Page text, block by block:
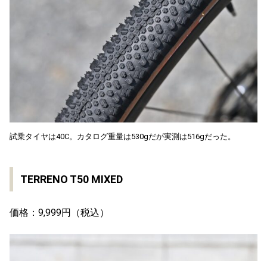
試乗タイヤは40C。カタログ重量は530gだが実測は516gだった。
TERRENO T50 MIXED
価格：9,999円（税込）